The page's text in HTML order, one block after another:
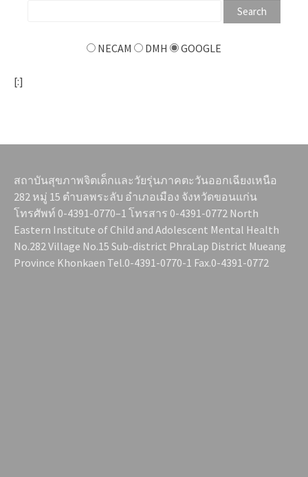
NECAM DMH GOOGLE
[:]
สถาบันสุขภาพจิตเด็กและวัยรุ่นภาคตะวันออกเฉียงเหนือ
282 หมู่ 15 ตำบลพระลับ อำเภอเมือง จังหวัดขอนแก่น
โทรศัพท์ 0-4391-0770–1 โทรสาร 0-4391-0772 North
Eastern Institute of Child and Adolescent Mental Health
No.282 Village No.15 Sub-district PhraLap District Mueang
Province Khonkaen Tel.0-4391-0770-1 Fax.0-4391-0772